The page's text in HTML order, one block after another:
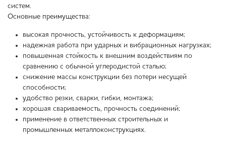
систем.
Основные преимущества:
высокая прочность, устойчивость к деформациям;
надежная работа при ударных и вибрационных нагрузках;
повышенная стойкость к внешним воздействиям по
сравнению с обычной углеродистой сталью;
снижение массы конструкции без потери несущей
способности;
удобство резки, сварки, гибки, монтажа;
хорошая свариваемость, прочность соединений;
применение в ответственных строительных и
промышленных металлоконструкциях.